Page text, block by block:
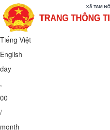
Tiếng Việt
English
day
,
00
/
month